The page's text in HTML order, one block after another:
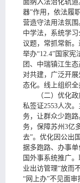
面纳入法治化轨
器”作用，依法履
营造守法用法氛
中学法，系统学
议题，常抓常新
举办“12.4”国家
团、中瑞镇江生
对共建，广泛开
态化。线上组织全
（二）优化
私签证2553人次
务，让群众少跑
务，保障苏州3亿
去”。优化因公出
据多跑路、办事
国外事系统推广
业出访管理“放而
“网上办”不见面